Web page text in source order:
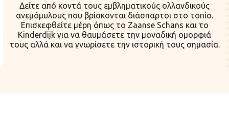
Δείτε από κοντά τους εμβληματικούς ολλανδικούς
ανεμόμυλους που βρίσκονται διάσπαρτοι στο τοπίο.
Επισκεφθείτε μέρη όπως το Zaanse Schans και το
Kinderdijk για να θαυμάσετε την μοναδική ομορφιά
τους αλλά και να γνωρίσετε την ιστορική τους σημασία.